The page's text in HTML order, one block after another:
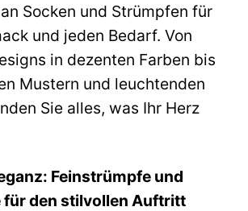
Socken und Strümpfen für
und jeden Bedarf. Von
in dezenten Farben bis
Mustern und leuchtenden
Sie alles, was Ihr Herz
Feinstrümpfe und
für den stilvollen Auftritt